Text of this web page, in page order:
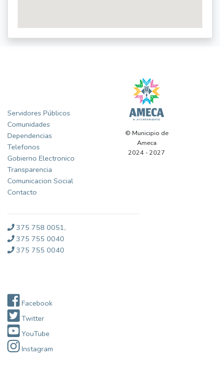
Servidores Públicos
Comunidades
Dependencias
Telefonos
Gobierno Electronico
Transparencia
Comunicacion Social
Contacto
© Municipio de
Ameca
2024 - 2027
375 758 0051,
375 755 0040
375 755 0040
Facebook
Twitter
YouTube
Instagram